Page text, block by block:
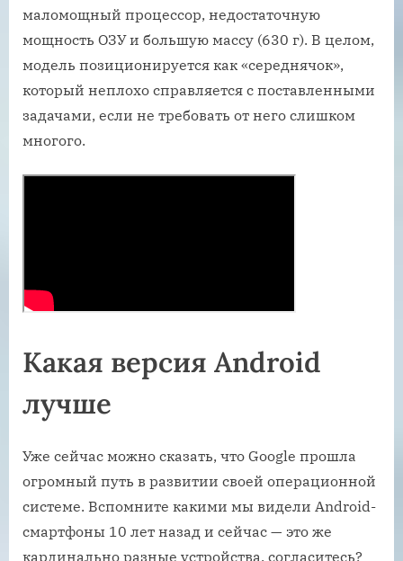
маломощный процессор, недостаточную
мощность ОЗУ и большую массу (630 г). В целом,
модель позиционируется как «середнячок»,
который неплохо справляется с поставленными
задачами, если не требовать от него слишком
многого.
Какая версия Android
лучше
Уже сейчас можно сказать, что Google прошла
огромный путь в развитии своей операционной
системе. Вспомните какими мы видели Android-
смартфоны 10 лет назад и сейчас — это же
кардинально разные устройства, согласитесь?